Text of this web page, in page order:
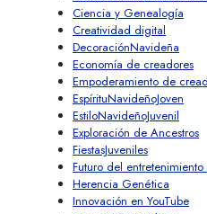
Ciencia y Genealogía
Creatividad digital
DecoraciónNavideña
Economía de creadores
Empoderamiento de
EspírituNavideñoJoven
EstiloNavideñoJuvenil
Exploración de Ancestros
FiestasJuveniles
Futuro del
Herencia Genética
Innovación en YouTube